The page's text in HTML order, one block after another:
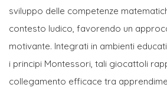
sviluppo delle competenze
contesto ludico, favorendo un
motivante. Integrati in ambienti
i principi Montessori, tali giocattoli
collegamento efficace tra